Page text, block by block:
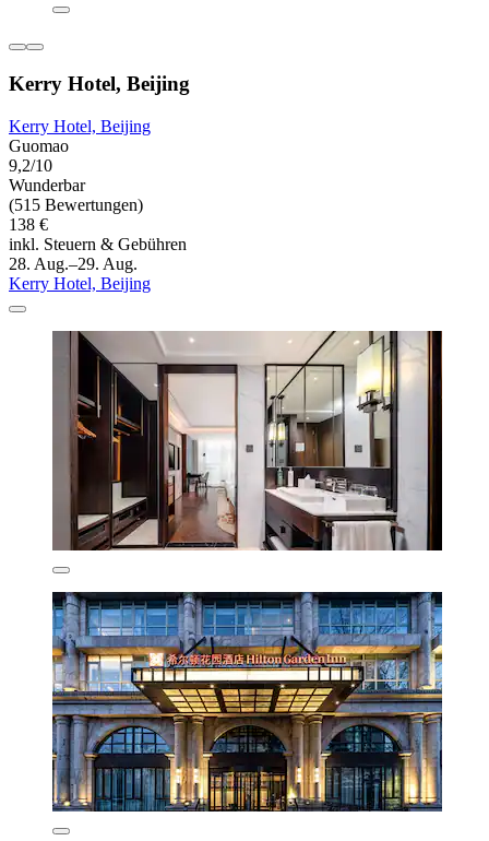
Kerry Hotel, Beijing
Kerry Hotel, Beijing
Guomao
9,2/10
Wunderbar
(515 Bewertungen)
138 €
inkl. Steuern & Gebühren
28. Aug.–29. Aug.
Kerry Hotel, Beijing